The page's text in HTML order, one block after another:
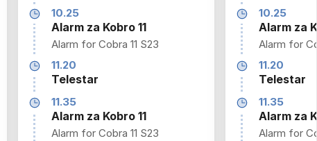
10.25
Alarm za Kobro 11
Alarm for Cobra 11 S23
11.20
Telestar
11.35
Alarm za Kobro 11
Alarm for Cobra 11 S23
10.25
Alarm za
Alarm for
11.20
Telestar
11.35
Alarm za
Alarm for